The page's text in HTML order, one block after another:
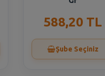
588,20 TL
Şube Seçiniz